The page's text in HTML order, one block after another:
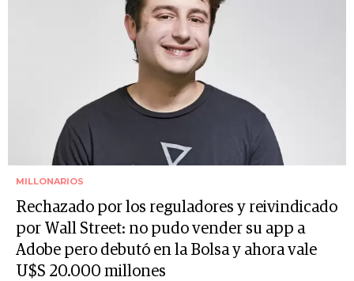
MILLONARIOS
Rechazado por los reguladores y reivindicado
por Wall Street: no pudo vender su app a
Adobe pero debutó en la Bolsa y ahora vale
U$S 20.000 millones